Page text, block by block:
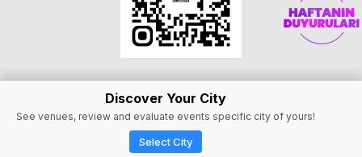
Discover Your City
See venues, review and evaluate events specific city of yours!
Select City